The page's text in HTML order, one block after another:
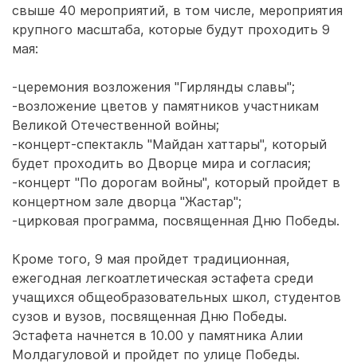
свыше 40 мероприятий, в том числе, мероприятия
крупного масштаба, которые будут проходить 9
мая:
-церемония возложения "Гирлянды славы";
-возложение цветов у памятников участникам
Великой Отечественной войны;
-концерт-спектакль "Майдан хаттары", который
будет проходить во Дворце мира и согласия;
-концерт "По дорогам войны", который пройдет в
концертном зале дворца "Жастар";
-цирковая программа, посвященная Дню Победы.
Кроме того, 9 мая пройдет традиционная,
ежегодная легкоатлетическая эстафета среди
учащихся общеобразовательных школ, студентов
сузов и вузов, посвященная Дню Победы.
Эстафета начнется в 10.00 у памятника Алии
Молдагуловой и пройдет по улице Победы.